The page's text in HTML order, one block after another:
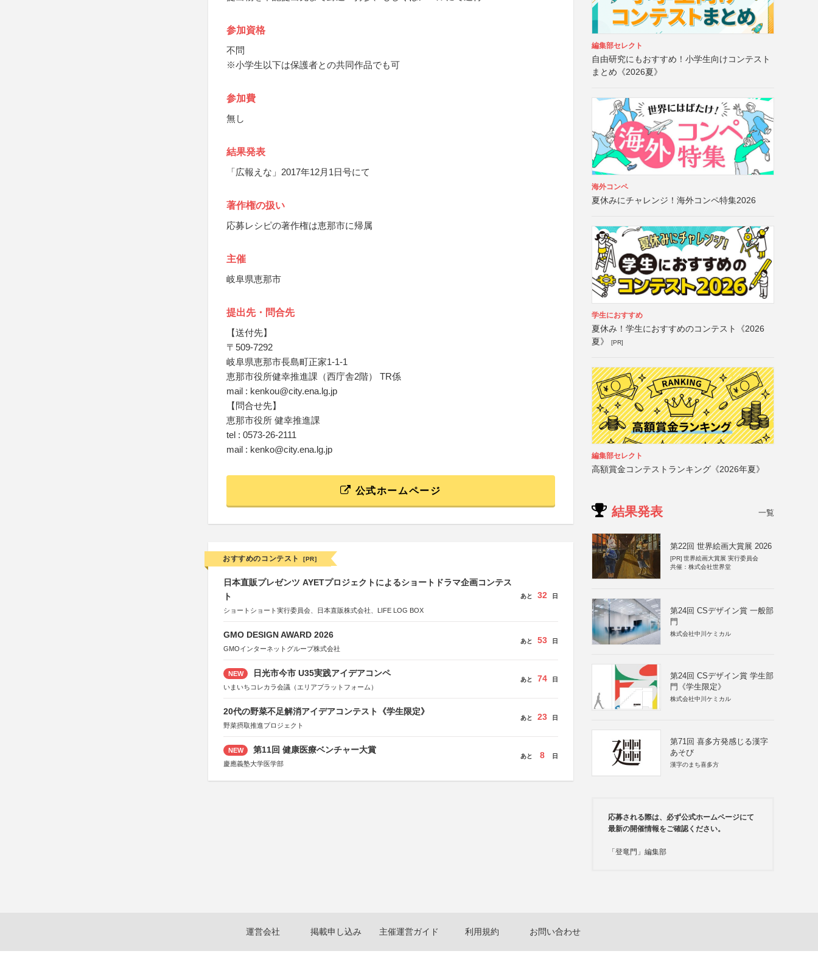
参加資格
不問
※小学生以下は保護者との共同作品でも可
参加費
無し
結果発表
「広報えな」2017年12月1日号にて
著作権の扱い
応募レシピの著作権は恵那市に帰属
主催
岐阜県恵那市
提出先・問合先
【送付先】
〒509-7292
岐阜県恵那市長島町正家1-1-1
恵那市役所健幸推進課（西庁舎2階） TR係
mail : kenkou@city.ena.lg.jp
【問合せ先】
恵那市役所 健幸推進課
tel : 0573-26-2111
mail : kenko@city.ena.lg.jp
公式ホームページ
おすすめのコンテスト [PR]
日本直販プレゼンツ AYETプロジェクトによるショートドラマ企画コンテス
ト
ショートショート実行委員会、日本直販株式会社、LIFE LOG BOX
あと 32 日
GMO DESIGN AWARD 2026
GMOインターネットグループ株式会社
あと 53 日
NEW 日光市今市 U35実践アイデアコンペ
いまいちコレカラ会議（エリアプラットフォーム）
あと 74 日
20代の野菜不足解消アイデアコンテスト《学生限定》
野菜摂取推進プロジェクト
あと 23 日
NEW 第11回 健康医療ベンチャー大賞
慶應義塾大学医学部
あと 8 日
編集部セレクト
自由研究にもおすすめ！小学生向けコンテスト
まとめ《2026夏》
海外コンペ
夏休みにチャレンジ！海外コンペ特集2026
学生におすすめ
夏休み！学生におすすめのコンテスト《2026
夏》
[PR]
編集部セレクト
高額賞金コンテストランキング《2026年夏》
結果発表 一覧
第22回 世界絵画大賞展 2026
[PR] 世界絵画大賞展 実行委員会
共催：株式会社世界堂
第24回 CSデザイン賞 一般部
門
株式会社中川ケミカル
第24回 CSデザイン賞 学生部
門《学生限定》
株式会社中川ケミカル
第71回 喜多方発感じる漢字
あそび
漢字のまち喜多方
応募される際は、必ず公式ホームページにて
最新の開催情報をご確認ください。
「登竜門」編集部
運営会社 掲載申し込み 主催運営ガイド 利用規約 お問い合わせ